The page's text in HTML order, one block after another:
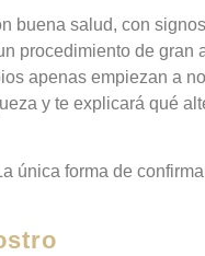
buena salud, con
procedimiento de gran
apenas empiezan a
y te explicará qué
única forma de